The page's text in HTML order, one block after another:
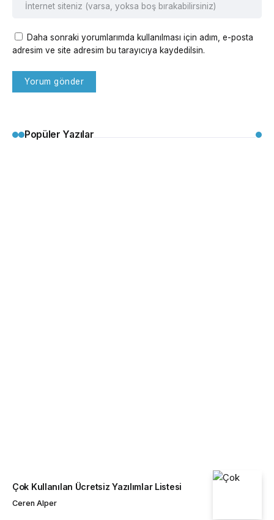
Daha sonraki yorumlarımda kullanılması için adım, e-posta
adresim ve site adresim bu tarayıcıya kaydedilsin.
Popüler Yazılar
Çok Kullanılan Ücretsiz Yazılımlar Listesi
Ceren Alper